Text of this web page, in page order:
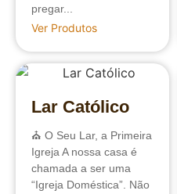
pregar...
Ver Produtos
Lar Católico
⛪️ O Seu Lar, a Primeira
Igreja A nossa casa é
chamada a ser uma
“Igreja Doméstica”. Não